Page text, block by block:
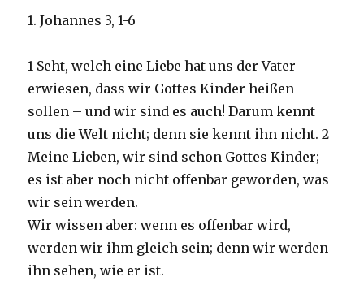
1. Johannes 3, 1-6
1 Seht, welch eine Liebe hat uns der Vater
erwiesen, dass wir Gottes Kinder heißen
sollen – und wir sind es auch! Darum kennt
uns die Welt nicht; denn sie kennt ihn nicht. 2
Meine Lieben, wir sind schon Gottes Kinder;
es ist aber noch nicht offenbar geworden, was
wir sein werden.
Wir wissen aber: wenn es offenbar wird,
werden wir ihm gleich sein; denn wir werden
ihn sehen, wie er ist.